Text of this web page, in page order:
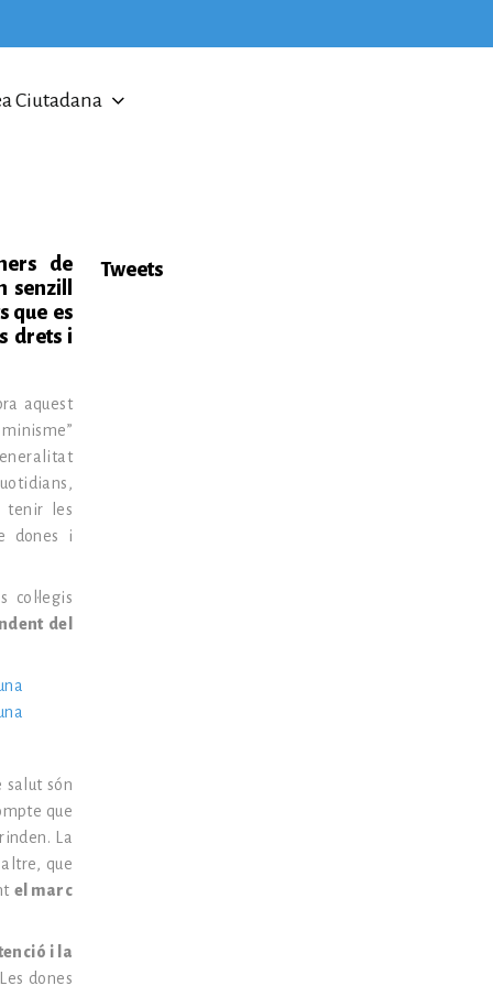
Ciutadana
de
senzill
que es
drets i
aquest
tenir les
dones i
col·legis
del
salut són
que
La
que
el marc
i la
dones
Tweets